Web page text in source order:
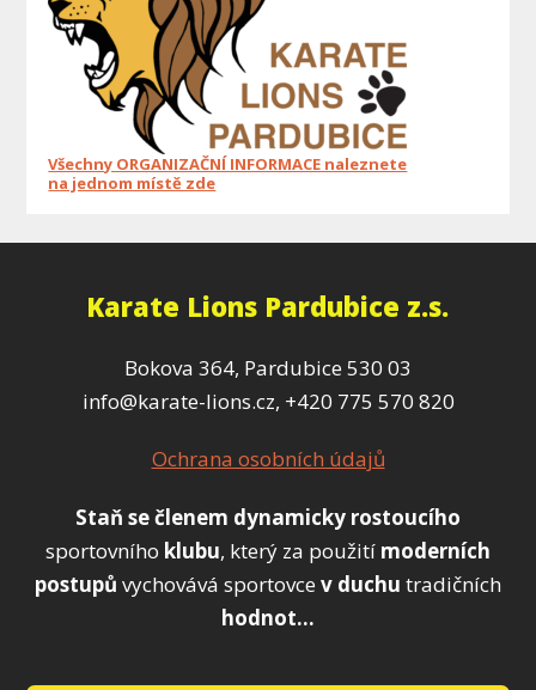
Všechny ORGANIZAČNÍ INFORMACE naleznete
na jednom místě zde
Karate Lions Pardubice z.s.
Bokova 364, Pardubice 530 03
info@karate-lions.cz, +420 775 570 820
Ochrana osobních údajů
Staň se členem dynamicky rostoucího
sportovního klubu, který za použití moderních
postupů vychovává sportovce v duchu tradičních
hodnot...